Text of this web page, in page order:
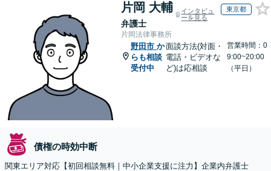
片岡 大輔
弁護士
インタビュ
ーを見る
東京都
片岡法律事務所
野田市 か
らも相談
受付中
面談方法(対面・
電話・ビデオな
ど)は応相談
営業時間：0
9:00~20:00
（平日）
債権の時効中断
関東エリア対応【初回相談無料｜中小企業支援に注力】企業内弁護士